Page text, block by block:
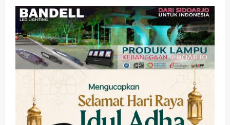
4
Pemkab Sidoarjo & Muhammadiyah
Sinergi Permudah Perizinan, Wakaf,
hingga Hibah
wartanusa 4 Agustus 2026
Keagamaan Pemerintahan
Hadir di Pengajian Qurrota A’yun,
Wabup Sidoarjo Minta Doa Jamaah
Agar Tetap Amanah Memimpin
wartanusa 4 Agustus 2026